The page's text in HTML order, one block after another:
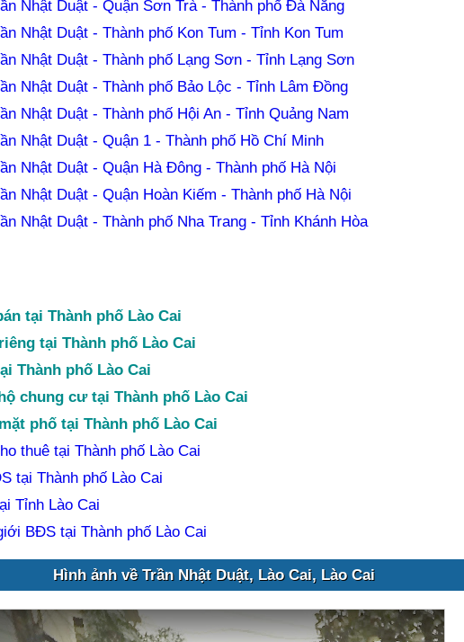
Nhật Duật - Quận Sơn Trà - Thành phố Đà Nẵng
Nhật Duật - Thành phố Kon Tum - Tỉnh Kon Tum
Nhật Duật - Thành phố Lạng Sơn - Tỉnh Lạng Sơn
Nhật Duật - Thành phố Bảo Lộc - Tỉnh Lâm Đồng
Nhật Duật - Thành phố Hội An - Tỉnh Quảng Nam
Nhật Duật - Quận 1 - Thành phố Hồ Chí Minh
Nhật Duật - Quận Hà Đông - Thành phố Hà Nội
Nhật Duật - Quận Hoàn Kiếm - Thành phố Hà Nội
Nhật Duật - Thành phố Nha Trang - Tỉnh Khánh Hòa
tại Thành phố Lào Cai
tại Thành phố Lào Cai
Thành phố Lào Cai
chung cư tại Thành phố Lào Cai
phố tại Thành phố Lào Cai
thuê tại Thành phố Lào Cai
tại Thành phố Lào Cai
Tỉnh Lào Cai
BĐS tại Thành phố Lào Cai
Hình ảnh về Trần Nhật Duật, Lào Cai, Lào Cai